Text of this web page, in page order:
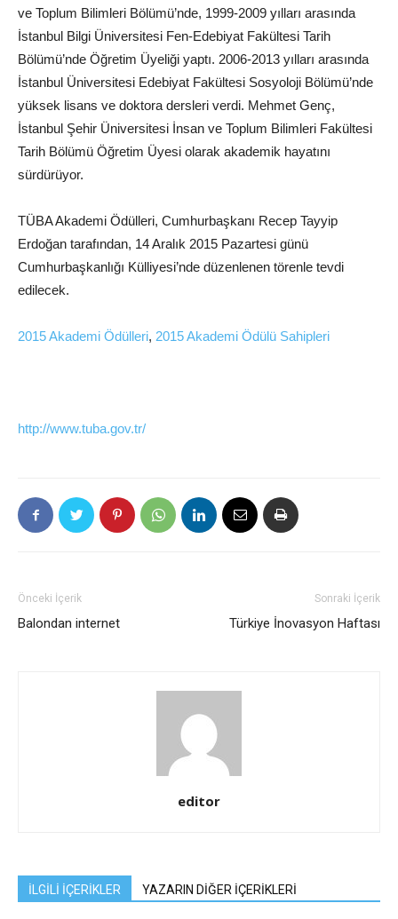
ve Toplum Bilimleri Bölümü’nde, 1999-2009 yılları arasında
İstanbul Bilgi Üniversitesi Fen-Edebiyat Fakültesi Tarih
Bölümü’nde Öğretim Üyeliği yaptı. 2006-2013 yılları arasında
İstanbul Üniversitesi Edebiyat Fakültesi Sosyoloji Bölümü’nde
yüksek lisans ve doktora dersleri verdi. Mehmet Genç,
İstanbul Şehir Üniversitesi İnsan ve Toplum Bilimleri Fakültesi
Tarih Bölümü Öğretim Üyesi olarak akademik hayatını
sürdürüyor.
TÜBA Akademi Ödülleri, Cumhurbaşkanı Recep Tayyip
Erdoğan tarafından, 14 Aralık 2015 Pazartesi günü
Cumhurbaşkanlığı Külliyesi’nde düzenlenen törenle tevdi
edilecek.
2015 Akademi Ödülleri, 2015 Akademi Ödülü Sahipleri
http://www.tuba.gov.tr/
Önceki İçerik
Balondan internet
Sonraki İçerik
Türkiye İnovasyon Haftası
editor
İLGİLİ İÇERİKLER YAZARIN DİĞER İÇERİKLERİ